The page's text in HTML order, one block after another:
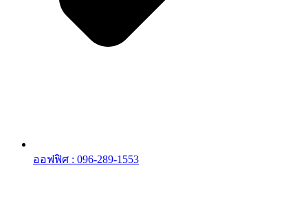
ออฟฟิศ : 096-289-1553